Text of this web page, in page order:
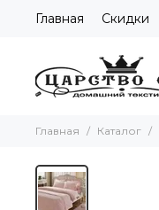
Главная Скидки
Главная Каталог